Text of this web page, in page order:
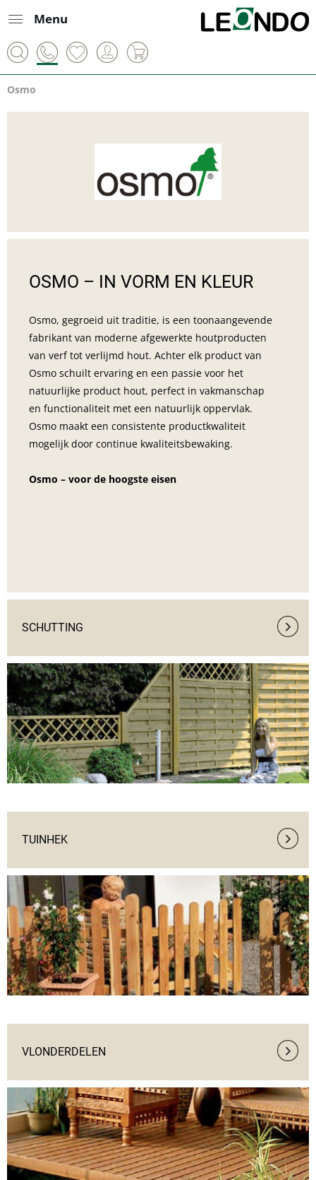
Menu
Osmo
OSMO – IN VORM EN KLEUR
Osmo, gegroeid uit traditie, is een toonaangevende
fabrikant van moderne afgewerkte houtproducten
van verf tot verlijmd hout. Achter elk product van
Osmo schuilt ervaring en een passie voor het
natuurlijke product hout, perfect in vakmanschap
en functionaliteit met een natuurlijk oppervlak.
Osmo maakt een consistente productkwaliteit
mogelijk door continue kwaliteitsbewaking.
Osmo – voor de hoogste eisen
SCHUTTING
VLONDERDELEN
TUINHEK